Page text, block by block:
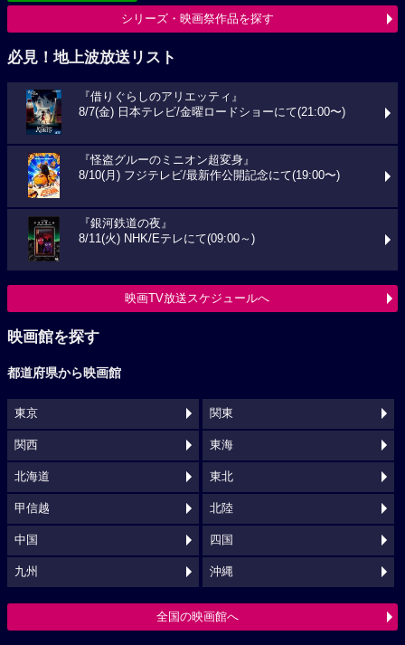
シリーズ・映画祭作品を探す
必見！地上波放送リスト
『借りぐらしのアリエッティ』
8/7(金) 日本テレビ/金曜ロードショーにて(21:00〜)
『怪盗グルーのミニオン超変身』
8/10(月) フジテレビ/最新作公開記念にて(19:00〜)
『銀河鉄道の夜』
8/11(火) NHK/Eテレにて(09:00～)
映画TV放送スケジュールへ
映画館を探す
都道府県から映画館
東京 関東
関西 東海
北海道 東北
甲信越 北陸
中国 四国
九州 沖縄
全国の映画館へ